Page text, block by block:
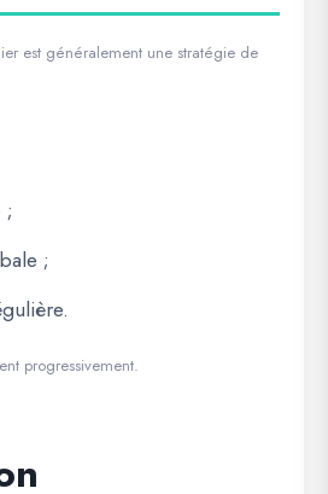
est généralement une stratégie de
;
;
progressivement.